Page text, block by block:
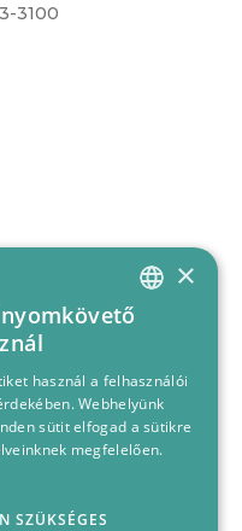
3100
HUNGARIAN
×
használ a felhasználói
Webhelyünk
sütit elfogad a sütikre
megfelelően.
SZÜKSÉGES